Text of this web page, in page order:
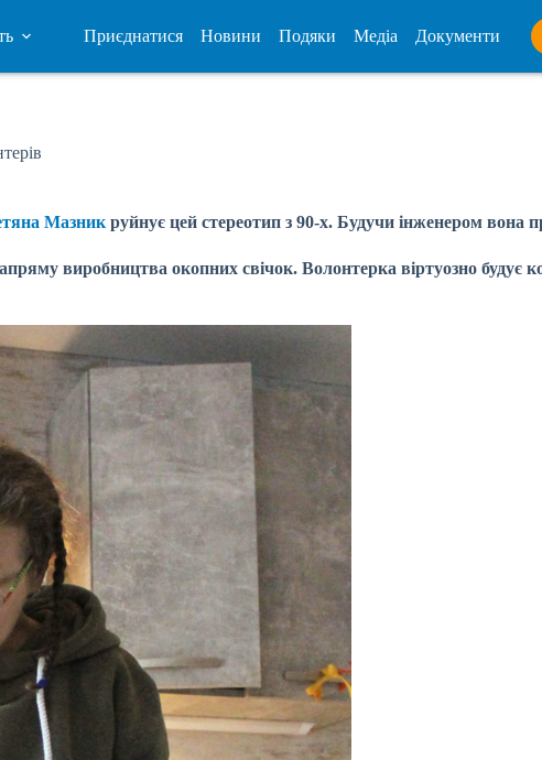
Приєднатися Новини Подяки Медіа Документи
Мазник руйнує цей стереотип з 90-х. Будучи інженером вона
виробництва окопних свічок. Волонтерка віртуозно будує